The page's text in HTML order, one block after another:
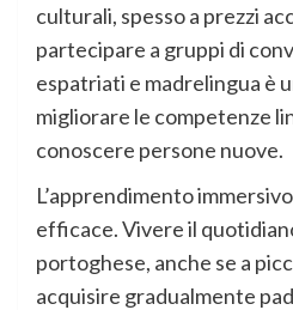
culturali, spesso a prezzi
partecipare a gruppi di
espatriati e madrelingua è
migliorare le competenze
conoscere persone nuove.
L’apprendimento
efficace. Vivere il
portoghese, anche se a
acquisire gradualmente